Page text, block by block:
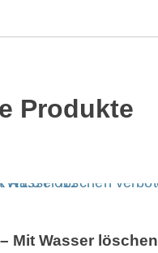
Produkte
Dieses Produkt weist mehrere Varianten auf. Die Optionen können auf der Produktseite gewählt werden
Mit Wasser löschen